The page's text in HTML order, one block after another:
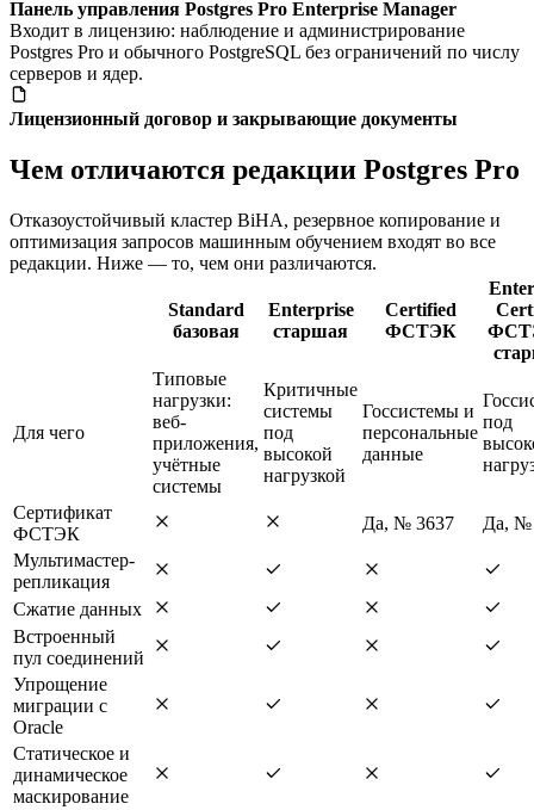
Панель управления Postgres Pro Enterprise Manager
Входит в лицензию: наблюдение и администрирование
Postgres Pro и обычного PostgreSQL без ограничений по числу
серверов и ядер.
Лицензионный договор и закрывающие документы
Чем отличаются редакции Postgres Pro
Отказоустойчивый кластер BiHA, резервное копирование и
оптимизация запросов машинным обучением входят во все
редакции. Ниже — то, чем они различаются.
Standard
базовая
Enterprise
старшая
Certified
ФСТЭК
Для чего
Типовые
нагрузки:
веб-
приложения,
учётные
системы
Критичные
системы
под
высокой
нагрузкой
Госсистемы и
персональные
данные
под
Сертификат
ФСТЭК
Да, № 3637
Да, №
Мультимастер-
репликация
Сжатие данных
Встроенный
пул соединений
Упрощение
миграции с
Oracle
Статическое и
динамическое
маскирование